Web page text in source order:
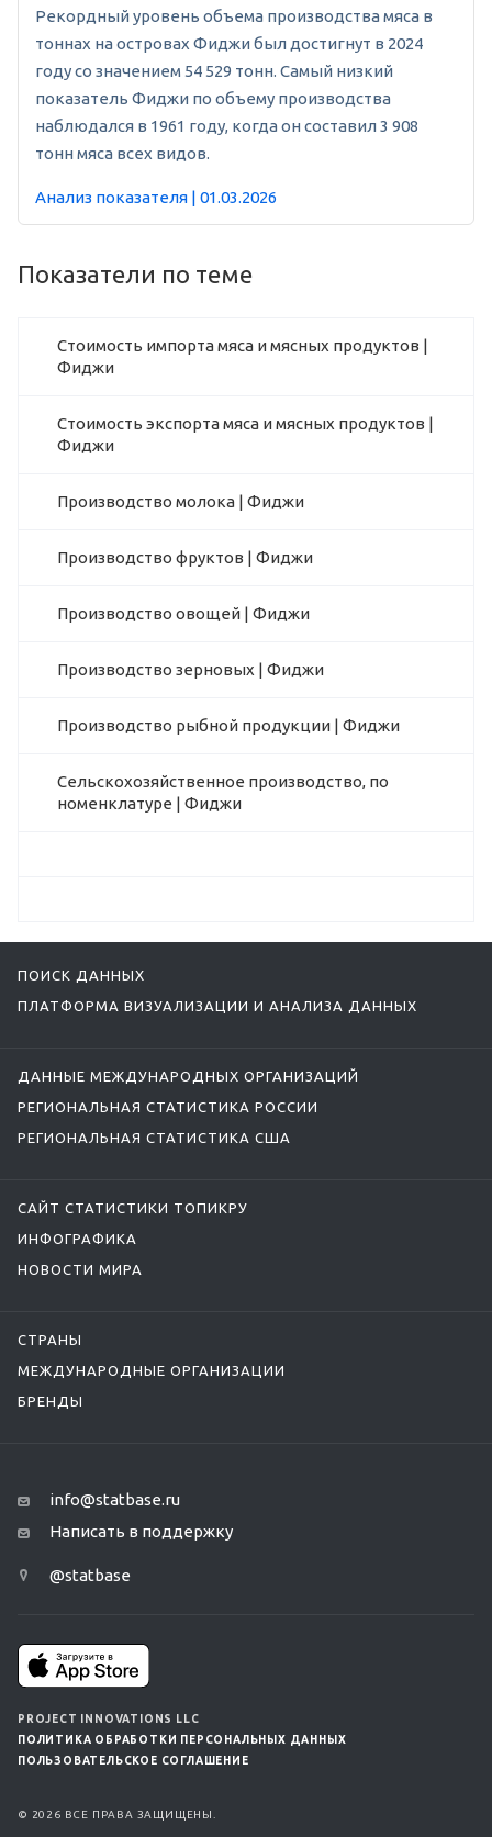
Рекордный уровень объема производства мяса в
тоннах на островах Фиджи был достигнут в 2024
году со значением 54 529 тонн. Самый низкий
показатель Фиджи по объему производства
наблюдался в 1961 году, когда он составил 3 908
тонн мяса всех видов.
Анализ показателя | 01.03.2026
Показатели по теме
Стоимость импорта мяса и мясных продуктов |
Фиджи
Стоимость экспорта мяса и мясных продуктов |
Фиджи
Производство молока | Фиджи
Производство фруктов | Фиджи
Производство овощей | Фиджи
Производство зерновых | Фиджи
Производство рыбной продукции | Фиджи
Сельскохозяйственное производство, по
номенклатуре | Фиджи
ПОИСК ДАННЫХ
ПЛАТФОРМА ВИЗУАЛИЗАЦИИ И АНАЛИЗА ДАННЫХ
ДАННЫЕ МЕЖДУНАРОДНЫХ ОРГАНИЗАЦИЙ
РЕГИОНАЛЬНАЯ СТАТИСТИКА РОССИИ
РЕГИОНАЛЬНАЯ СТАТИСТИКА США
САЙТ СТАТИСТИКИ ТОПИКРУ
ИНФОГРАФИКА
НОВОСТИ МИРА
СТРАНЫ
МЕЖДУНАРОДНЫЕ ОРГАНИЗАЦИИ
БРЕНДЫ
info@statbase.ru
Написать в поддержку
@statbase
PROJECT INNOVATIONS LLC
ПОЛИТИКА ОБРАБОТКИ ПЕРСОНАЛЬНЫХ ДАННЫХ
ПОЛЬЗОВАТЕЛЬСКОЕ СОГЛАШЕНИЕ
© 2026 ВСЕ ПРАВА ЗАЩИЩЕНЫ.